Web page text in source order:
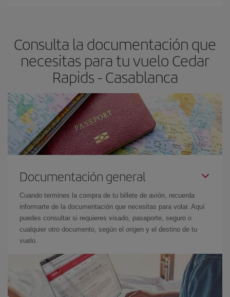
Consulta la documentación que
necesitas para tu vuelo Cedar
Rapids - Casablanca
Documentación general
Cuando termines la compra de tu billete de avión, recuerda
informarte de la documentación que necesitas para volar. Aquí
puedes consultar si requieres visado, pasaporte, seguro o
cualquier otro documento, según el origen y el destino de tu
vuelo.